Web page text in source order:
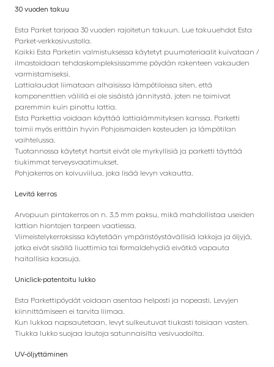
30 vuoden takuu
Esta Parket tarjoaa 30 vuoden rajoitetun takuun. Lue takuuehdot Esta
Parket-verkkosivustolla.
Kaikki Esta Parketin valmistuksessa käytetyt puumateriaalit kuivataan /
ilmastoidaan tehdaskompleksissamme pöydän rakenteen vakauden
varmistamiseksi.
Lattialaudat liimataan alhaisissa lämpötiloissa siten, että
komponenttien välillä ei ole sisäistä jännitystä, joten ne toimivat
paremmin kuin pinottu lattia.
Esta Parkettia voidaan käyttää lattialämmityksen kanssa. Parketti
toimii myös erittäin hyvin Pohjoismaiden kosteuden ja lämpötilan
vaihtelussa.
Tuotannossa käytetyt hartsit eivät ole myrkyllisiä ja parketti täyttää
tiukimmat terveysvaatimukset.
Pohjakerros on koivuviilua, joka lisää levyn vakautta.
Levitä kerros
Arvopuun pintakerros on n. 3,5 mm paksu, mikä mahdollistaa useiden
lattian hiontojen tarpeen vaatiessa.
Viimeistelykerroksissa käytetään ympäristöystävällisiä lakkoja ja öljyjä,
jotka eivät sisällä liuottimia tai formaldehydiä eivätkä vapauta
haitallisia kaasuja.
Uniclick-patentoitu lukko
Esta Parkettipöydät voidaan asentaa helposti ja nopeasti. Levyjen
kiinnittämiseen ei tarvita liimaa.
Kun lukkoa napsautetaan, levyt sulkeutuvat tiukasti toisiaan vasten.
Tiukka lukko suojaa lautoja satunnaisilta vesivuodoilta.
UV-öljyttäminen